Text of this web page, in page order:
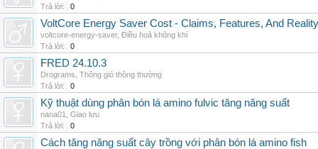
Trả lời:
0
VoltCore Energy Saver Cost - Claims, Features, And
voltcore-energy-saver, Điều hoà không khí
Trả lời:
0
FRED 24.10.3
Drograms Thông gió thông thường
Trả lời:
0
Kỹ thuật dùng phân bón lá amino fulvic tăng năng suất
nana01
Giao lưu
Trả lời:
0
Cách tăng năng suất cây trồng với phân bón lá amino fish